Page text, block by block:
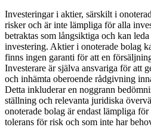
Investeringar i aktier, särskilt i
risker och är inte lämpliga för alla
betraktas som långsiktiga och kan
investering. Aktier i onoterade bolag
finns ingen garanti för att en
Investerare är själva ansvariga för att
och inhämta oberoende rådgivning
Detta inkluderar en noggrann
ställning och relevanta juridiska
onoterade bolag är endast lämpliga
tolerans för risk och som inte har